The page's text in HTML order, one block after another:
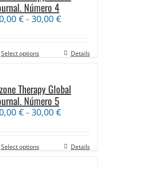
Número 4
€–30,00 €
Select options Details
Therapy Global
Número 5
€–30,00 €
Select options Details